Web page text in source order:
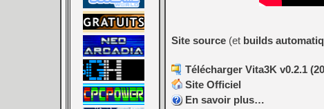
Site source (et builds
Télécharger Vita3K v0.2.1
Site Officiel
En savoir plus…